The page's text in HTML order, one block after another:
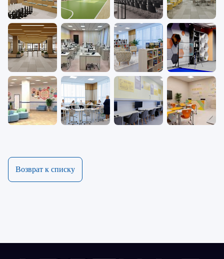
Возврат к списку